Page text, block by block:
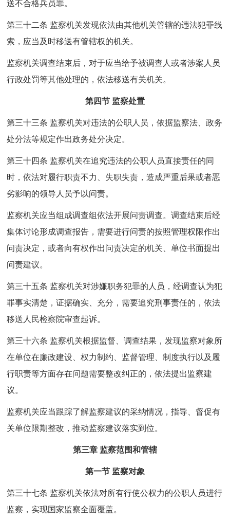
送不合格兵员罪。
第三十二条 监察机关发现依法由其他机关管辖的违法犯罪线
索，应当及时移送有管辖权的机关。
监察机关调查结束后，对于应当给予被调查人或者涉案人员
行政处罚等其他处理的，依法移送有关机关。
第四节 监察处置
第三十三条 监察机关对违法的公职人员，依据监察法、政务
处分法等规定作出政务处分决定。
第三十四条 监察机关在追究违法的公职人员直接责任的同
时，依法对履行职责不力、失职失责，造成严重后果或者恶
劣影响的领导人员予以问责。
监察机关应当组成调查组依法开展问责调查。调查结束后经
集体讨论形成调查报告，需要进行问责的按照管理权限作出
问责决定，或者向有权作出问责决定的机关、单位书面提出
问责建议。
第三十五条 监察机关对涉嫌职务犯罪的人员，经调查认为犯
罪事实清楚，证据确实、充分，需要追究刑事责任的，依法
移送人民检察院审查起诉。
第三十六条 监察机关根据监督、调查结果，发现监察对象所
在单位在廉政建设、权力制约、监督管理、制度执行以及履
行职责等方面存在问题需要整改纠正的，依法提出监察建
议。
监察机关应当跟踪了解监察建议的采纳情况，指导、督促有
关单位限期整改，推动监察建议落实到位。
第三章 监察范围和管辖
第一节 监察对象
第三十七条 监察机关依法对所有行使公权力的公职人员进行
监察，实现国家监察全面覆盖。